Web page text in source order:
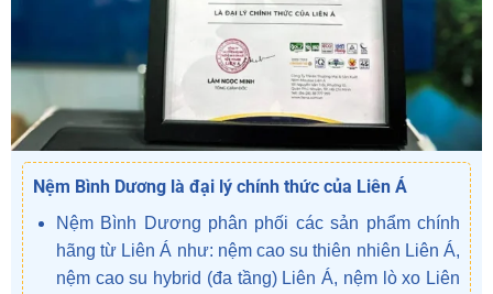
Nệm Bình Dương là đại lý chính thức của Liên Á
Nệm Bình Dương phân phối các sản phẩm chính
hãng từ Liên Á như: nệm cao su thiên nhiên Liên Á,
nệm cao su hybrid (đa tầng) Liên Á, nệm lò xo Liên